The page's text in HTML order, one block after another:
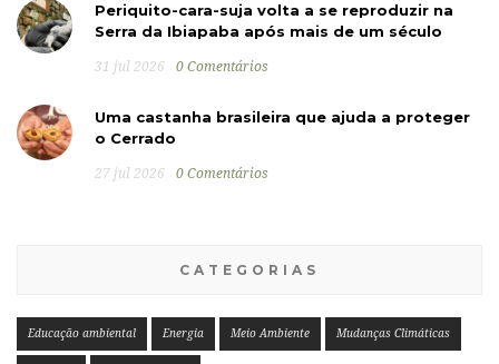
Periquito-cara-suja volta a se reproduzir na
Serra da Ibiapaba após mais de um século
31 jul 2026 0 Comentários
Uma castanha brasileira que ajuda a proteger
o Cerrado
27 jul 2026 0 Comentários
CATEGORIAS
Educação ambiental Energia Meio Ambiente Mudanças Climáticas